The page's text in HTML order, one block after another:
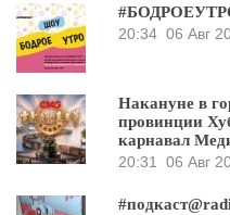
20:34 06 Авг
Накануне в
провинции
карнавал
20:31 06 Авг